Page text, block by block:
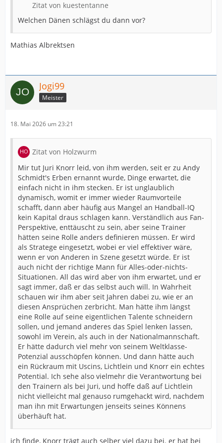
Zitat von kuestentanne
Welchen Dänen schlägst du dann vor?
Mathias Albrektsen
Jogi99
Meister
18. Mai 2026 um 23:21
Zitat von Holzwurm
Mir tut Juri Knorr leid, von ihm werden, seit er zu Andy
Schmidt's Erben ernannt wurde, Dinge erwartet, die
einfach nicht in ihm stecken. Er ist unglaublich
dynamisch, womit er immer wieder Raumvorteile
schafft, dann aber häufig aus Mangel an Handball-IQ
kein Kapital draus schlagen kann. Verständlich aus Fan-
Perspektive, enttäuscht zu sein, aber seine Trainer
hätten seine Rolle anders definieren müssen. Er wird
als Stratege eingesetzt, wobei er viel effektiver wäre,
wenn er von Anderen in Szene gesetzt würde. Er ist
auch nicht der richtige Mann für Alles-oder-nichts-
Situationen. All das wird aber von ihm erwartet, und er
sagt immer, daß er das selbst auch will. In Wahrheit
schauen wir ihm aber seit Jahren dabei zu, wie er an
diesen Ansprüchen zerbricht. Man hätte ihm längst
eine Rolle auf seine eigentlichen Talente schneidern
sollen, und jemand anderes das Spiel lenken lassen,
sowohl im Verein, als auch in der Nationalmannschaft.
Er hätte dadurch viel mehr von seinem Weltklasse-
Potenzial ausschöpfen können. Und dann hätte auch
ein Rückraum mit Uscins, Lichtlein und Knorr ein echtes
Potential. Ich sehe also vielmehr die Verantwortung bei
den Trainern als bei Juri, und hoffe daß auf Lichtlein
nicht vielleicht mal genauso rumgehackt wird, nachdem
man ihn mit Erwartungen jenseits seines Könnens
überhäuft hat.
ich finde, Knorr trägt auch selber viel dazu bei. er hat bei